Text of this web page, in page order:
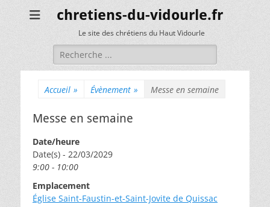
chretiens-du-vidourle.fr
Le site des chrétiens du Haut Vidourle
Rechercher :
Accueil » Évènement » Messe en semaine
Messe en semaine
Date/heure
Date(s) - 22/03/2029
9:00 - 10:00
Emplacement
Église Saint-Faustin-et-Saint-Jovite de Quissac